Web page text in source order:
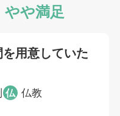
やや満足
用意していた
仏 仏教